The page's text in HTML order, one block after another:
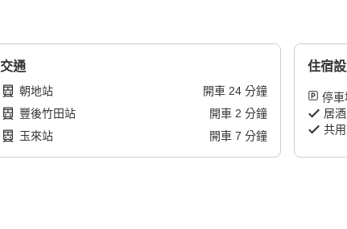
交通
朝地站 開車 24分鐘
豐後竹田站
開車 2 分鐘
玉來站
開車 7 分鐘
住宿
停車
居
共